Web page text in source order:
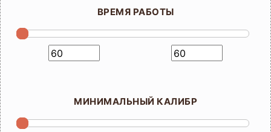
ВРЕМЯ РАБОТЫ
МИНИМАЛЬНЫЙ КАЛИБР